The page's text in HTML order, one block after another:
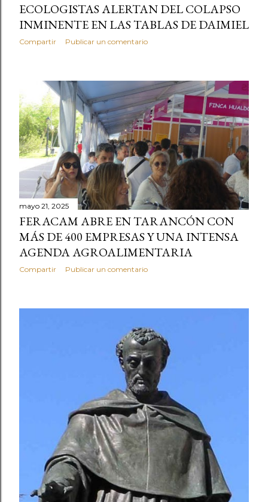
ECOLOGISTAS ALERTAN DEL COLAPSO
INMINENTE EN LAS TABLAS DE DAIMIEL
Compartir Publicar un comentario
mayo 21, 2025
FERACAM ABRE EN TARANCÓN CON
MÁS DE 400 EMPRESAS Y UNA INTENSA
AGENDA AGROALIMENTARIA
Compartir Publicar un comentario